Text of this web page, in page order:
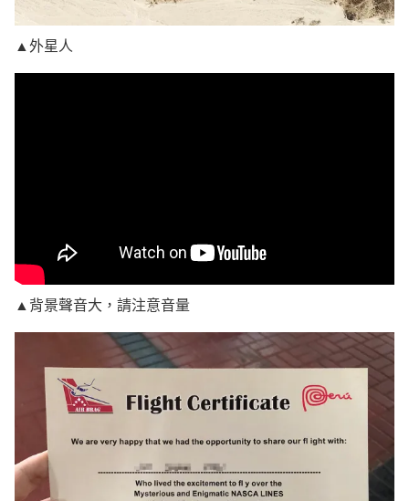
▲外星人
▲背景聲音大，請注意音量